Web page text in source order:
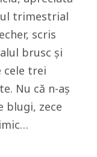
trimestrial
scris
brusc și
cele trei
Nu că n-aș
blugi, zece